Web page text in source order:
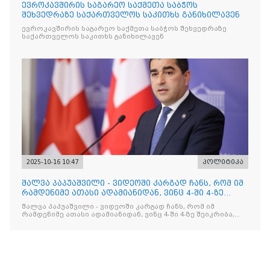
ევროკავშირის საგარეო საქმეთა საბჭოს
შეხვედრაზე საქართველოს საკითხს განიხილავენ
ევროკავშირის საგარეო საქმეთა საბჭოს შეხვედრაზე
საქართველოს საკითხს განიხილავენ
2025-10-16 10:47 პოლიტიკა
შალვა პაპუაშვილი - ვიდეოში კარგად ჩანს, რომ იმ
რამდენიმე ათასი ადამიანიდან, ვინც 4-ში 4-ზე
შეიკრიბა,
შალვა პაპუაშვილი - ვიდეოში კარგად ჩანს, რომ იმ
რამდენიმე ათასი ადამიანიდან, ვინც 4-ში 4-ზე შეიკრიბა,